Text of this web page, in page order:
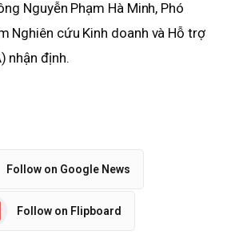
Nguyễn Phạm Hà Minh, Phó
Nghiên cứu Kinh doanh và Hỗ trợ
nhận định.
Follow on Google News
Follow on Flipboard